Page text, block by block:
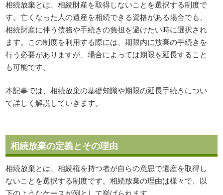
相続放棄とは、相続財産を取得しないことを選択する制度で
す。亡くなった人の遺産を相続できる資格がある場合でも、
相続財産に伴う債務や手続きの負担を避けたい時に選択され
ます。この制度を利用する際には、期限内に放棄の手続きを
行う必要がありますが、場合によっては期限を延長すること
も可能です。
本記事では、相続放棄の基礎知識や期限の延長手続きについ
て詳しく解説していきます。
相続放棄の定義とその理由
相続放棄とは、相続権を持つ者が自らの意思で遺産を取得し
ないことを選択する制度です。相続放棄の理由は様々で、以
下のようなケースが例として挙げられます。